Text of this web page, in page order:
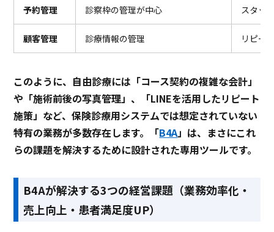
予約管理 診察枠の管理が中心 スタッ
顧客管理 診療情報の管理 リピー
このように、自由診療には「コース契約の複雑な会計」
や「施術前後の写真管理」、「LINEを活用したリピート
施策」など、保険診療用システムでは想定されていない
特有の業務が多数存在します。「B4A」は、まさにこれ
らの課題を解決するために設計された専用ツールです。
B4Aが解決する3つの経営課題（業務効率化・
売上向上・患者満足度UP）